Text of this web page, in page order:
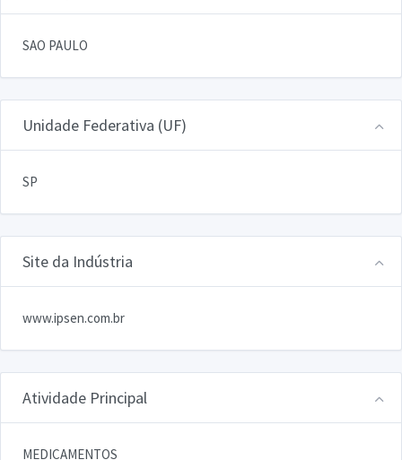
SAO PAULO
Unidade Federativa (UF)
SP
Site da Indústria
www.ipsen.com.br
Atividade Principal
MEDICAMENTOS